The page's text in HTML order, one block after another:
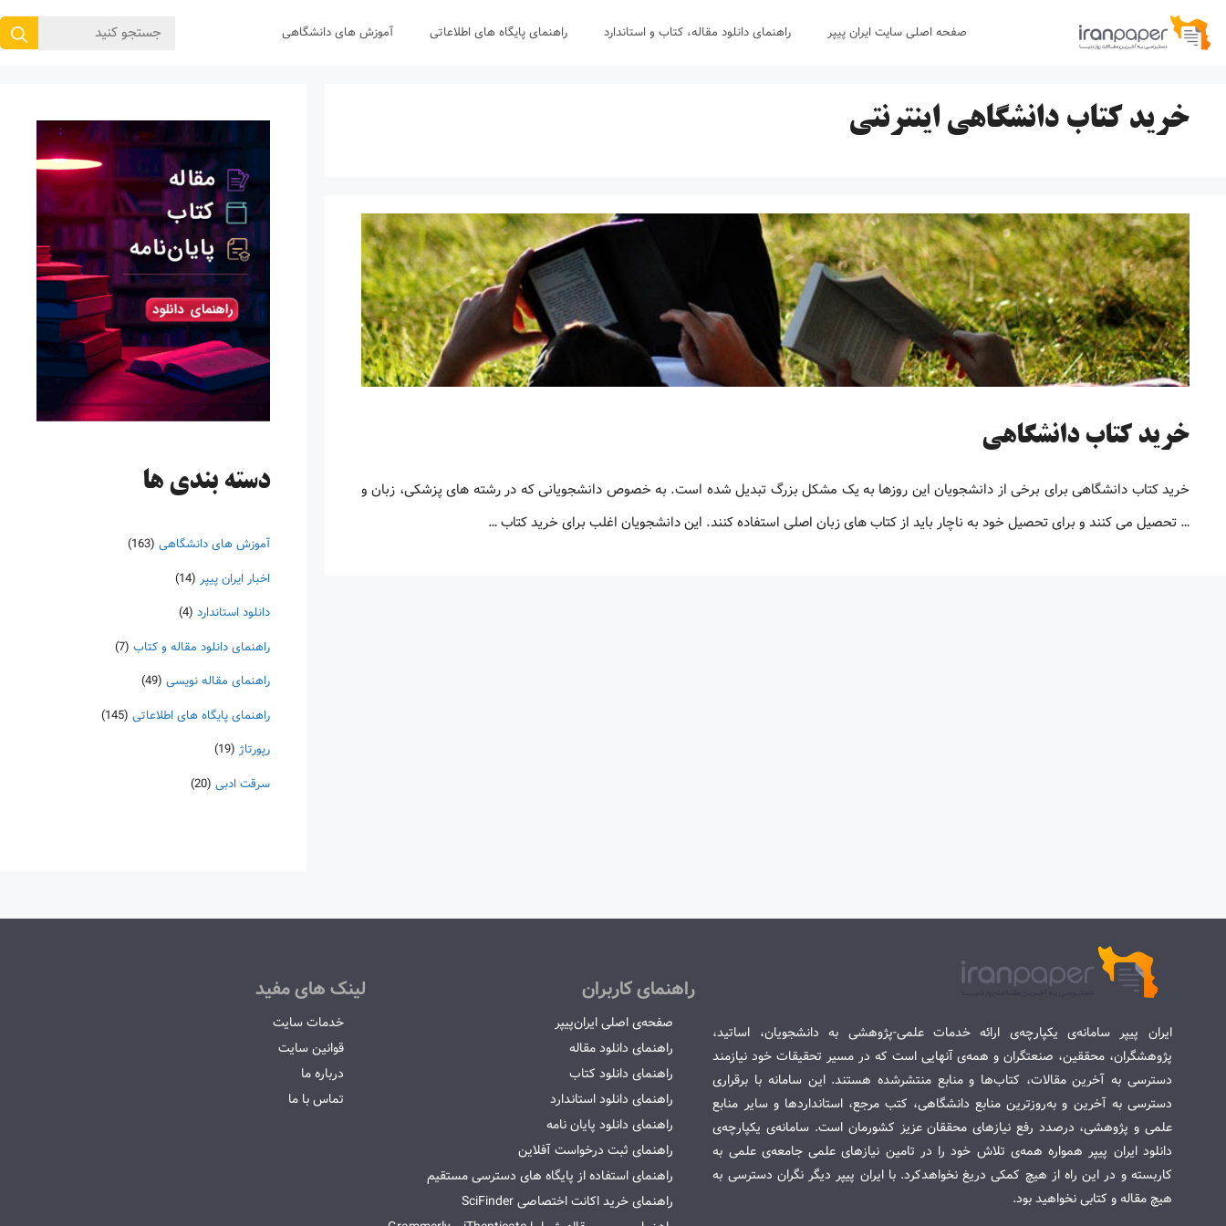
پرش
صفحه اصلی سایت ایران پیپر راهنمای دانلود مقاله، کتاب و استاندارد راهنمای پایگاه های اطلاعاتی آموزش های دانشگاهی
جستجوی
خرید کتاب دانشگاهی اینترنتی
خرید کتاب دانشگاهی
خرید کتاب دانشگاهی برای برخی از دانشجویان این روزها به یک مشکل بزرگ تبدیل شده است. به خصوص دانشجویانی که در رشته های پزشکی، زبان و
… تحصیل می کنند و برای تحصیل خود به ناچار باید از کتاب های زبان اصلی استفاده کنند. این دانشجویان اغلب برای خرید کتاب …
دسته‌ بندی ها
آموزش های دانشگاهی (163)
اخبار ایران پیپر (14)
دانلود استاندارد (4)
راهنمای دانلود مقاله و کتاب (7)
راهنمای مقاله نویسی (49)
راهنمای پایگاه های اطلاعاتی (145)
رپورتاژ (19)
سرقت ادبی (20)
ایران پیپر سامانه‌ی یکپارچه‌ی ارائه خدمات علمی-پژوهشی به دانشجویان، اساتید،
پژوهشگران، محققین، صنعتگران و همه‌ی آنهایی است که در مسیر تحقیقات خود نیازمند
دسترسی به آخرین مقالات، کتاب‌ها و منابع منتشرشده هستند. این سامانه با برقراری
دسترسی به آخرین و به‌روزترین منابع دانشگاهی، کتب مرجع، استانداردها و سایر منابع
علمی و پژوهشی، درصدد رفع نیازهای محققان عزیز کشورمان است. سامانه‌ی یکپارچه‌ی
دانلود ایران پیپر همواره همه‌ی تلاش خود را در تامین نیازهای علمی جامعه‌ی علمی به
کاربسته و در این راه از هیچ کمکی دریغ نخواهدکرد. با ایران پیپر دیگر نگران دسترسی به
هیچ مقاله و کتابی نخواهید بود.
راهنمای کاربران
صفحه‌ی اصلی ایران‌پیپر
راهنمای دانلود مقاله
راهنمای دانلود کتاب
راهنمای دانلود استاندارد
راهنمای دانلود پایان نامه
راهنمای ثبت درخواست آفلاین
راهنمای استفاده از پایگاه های دسترسی مستقیم
راهنمای خرید اکانت اختصاصی SciFinder
لینک های مفید
خدمات سایت
قوانین سایت
درباره ما
تماس با ما